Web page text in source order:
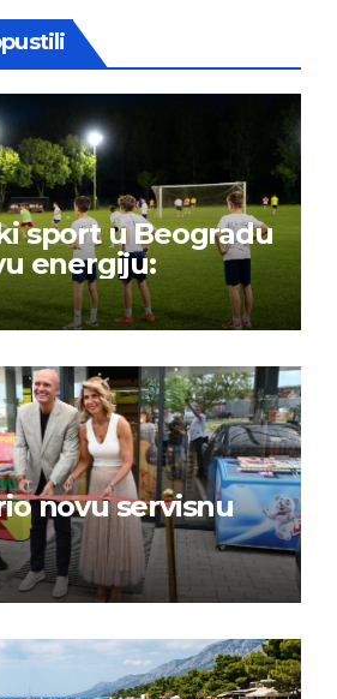
sport u Beogradu
energiju:
novu servisnu